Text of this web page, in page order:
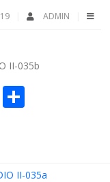
ADMIN
II-035b
Email
II-035a